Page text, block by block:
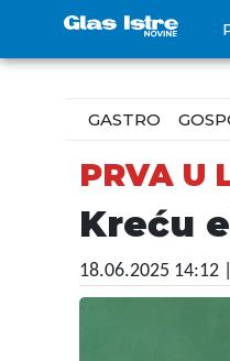
GASTRO
PRVA U
Kreću
18.06.2025 14:12